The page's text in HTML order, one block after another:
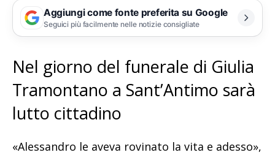
Aggiungi come fonte preferita su Google
Seguici più facilmente nelle notizie consigliate
Nel giorno del funerale di Giulia
Tramontano a Sant’Antimo sarà
lutto cittadino
«Alessandro le aveva rovinato la vita e adesso»,